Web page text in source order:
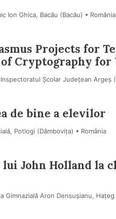
Ion Ghica, Bacău (Bacău) • România
Projects for
of Cryptography
Școlar Județean Argeș
de bine a elevilor
Potlogi (Dâmboviţa) • România
John Holland la
Gimnazială Aron Densușianu,